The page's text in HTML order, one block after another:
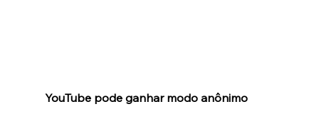
YouTube pode ganhar modo anônimo